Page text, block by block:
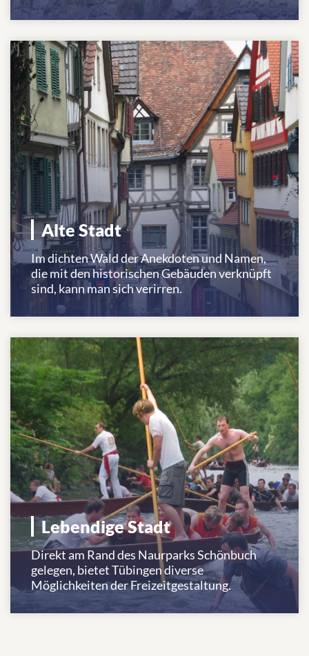
Alte Stadt
Im dichten Wald der Anekdoten und Namen,
die mit den historischen Gebäuden verknüpft
sind, kann man sich verirren.
Lebendige Stadt
Direkt am Rand des Naurparks Schönbuch
gelegen, bietet Tübingen diverse
Möglichkeiten der Freizeitgestaltung.